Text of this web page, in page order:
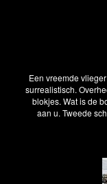
Een vreemde
surrealistisch.
blokjes. Wat is de
aan u. Tweede